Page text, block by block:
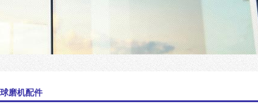
磨机配件